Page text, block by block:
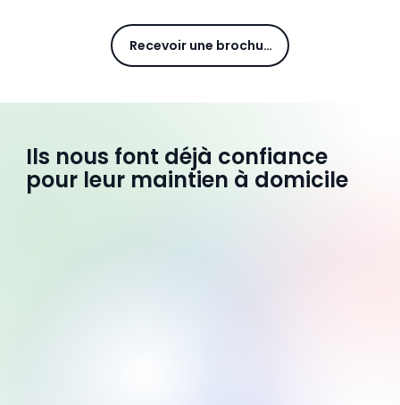
Recevoir une brochure
Ils nous font déjà confiance
pour leur maintien à domicile